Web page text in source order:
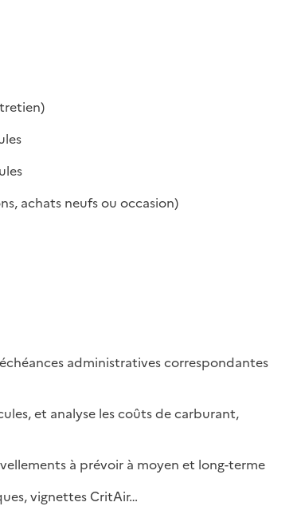
achats neufs ou occasion)
administratives correspondantes
et analyse les coûts de carburant,
à prévoir à moyen et long-terme
vignettes CritAir…